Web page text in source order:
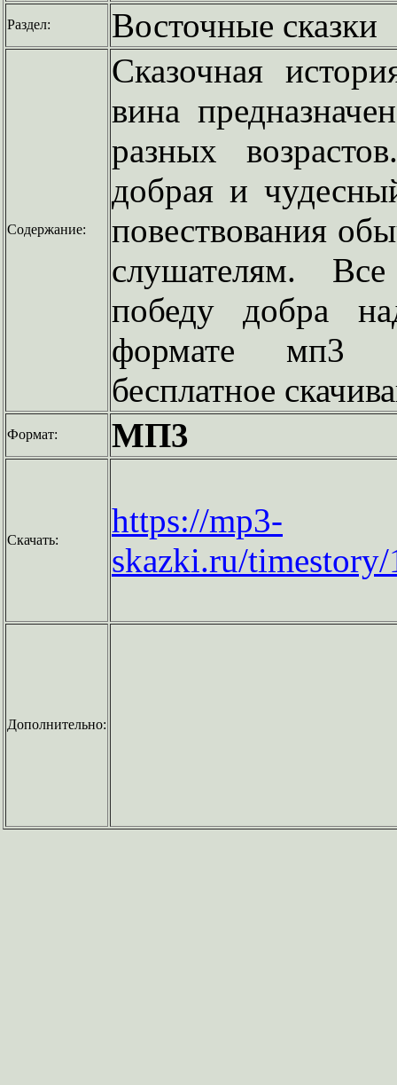
Раздел: Восточные сказки
Содержание:
Сказочная
вина
разных
добрая и
повествования
слушателям.
победу добра
формате мп3
бесплатное
Формат: МП3
Скачать:
https://mp3-
skazki.ru/
Дополнительно: